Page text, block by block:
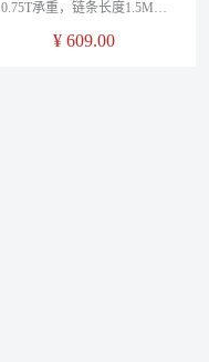
0.75T承重，链条长度1.5M，
¥609.00